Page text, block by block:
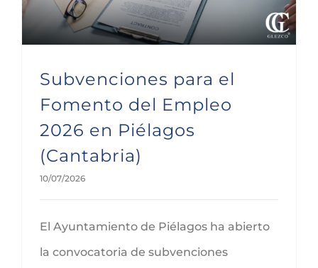
Subvenciones para el
Fomento del Empleo
2026 en Piélagos
(Cantabria)
10/07/2026
El Ayuntamiento de Piélagos ha abierto
la convocatoria de subvenciones